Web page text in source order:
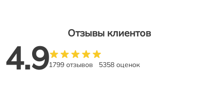
Отзывы клиентов
4.91799 отзывов 5358 оценок